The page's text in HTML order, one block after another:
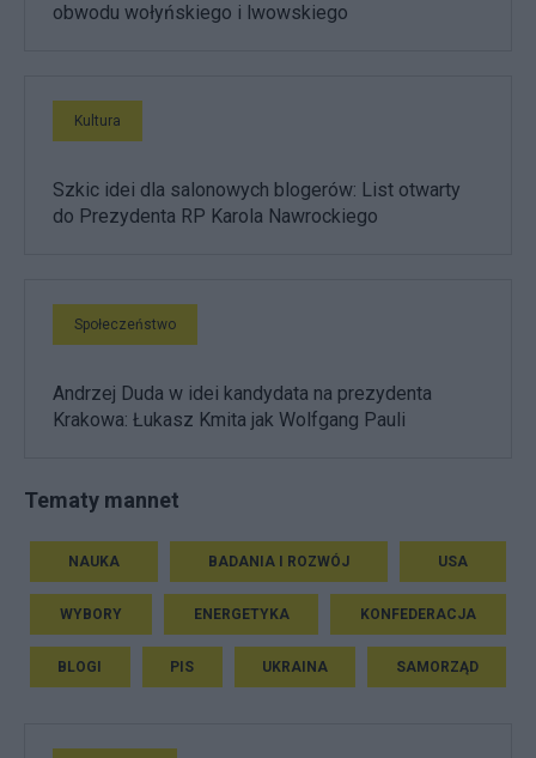
obwodu wołyńskiego i lwowskiego
Kultura
Szkic idei dla salonowych blogerów: List otwarty
do Prezydenta RP Karola Nawrockiego
Społeczeństwo
Andrzej Duda w idei kandydata na prezydenta
Krakowa: Łukasz Kmita jak Wolfgang Pauli
Tematy mannet
NAUKA BADANIA I ROZWÓJ USA
WYBORY ENERGETYKA KONFEDERACJA
BLOGI PIS UKRAINA SAMORZĄD